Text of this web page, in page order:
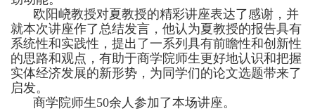
欧阳峣教授对夏教授的精彩讲座表达了感谢，并
就本次讲座作了总结发言，他认为夏教授的报告具有
系统性和实践性，提出了一系列具有前瞻性和创新性
的思路和观点，有助于商学院师生更好地认识和把握
实体经济发展的新形势，为同学们的论文选题带来了
启发。
商学院师生50余人参加了本场讲座。